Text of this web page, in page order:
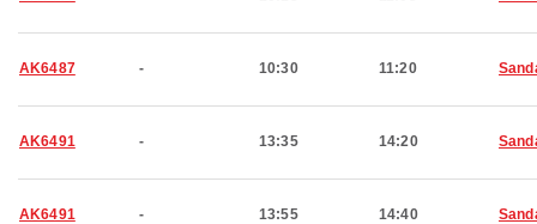
AK6487 - 10:30 11:20
AK6491 - 13:35 14:20
AK6491 - 13:55 14:40